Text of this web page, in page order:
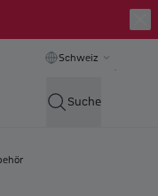
Schweiz
Suche